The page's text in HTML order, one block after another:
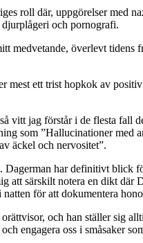
roll där, uppgörelser med
och pornografi.
medvetande, överlevt
mest ett trist hopkok av
vitt jag förstår i de flesta
som ”Hallucinationer med
äckel och nervositet”.
har definitivt
särskilt notera en dikt
för att dokumentera
och han ställer sig
engagera oss i småsaker